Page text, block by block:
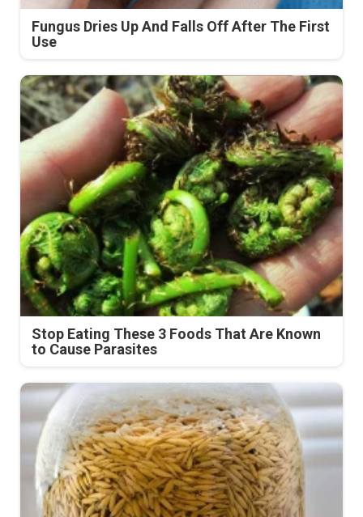
Fungus Dries Up And Falls Off After The First
Use
Stop Eating These 3 Foods That Are Known
to Cause Parasites